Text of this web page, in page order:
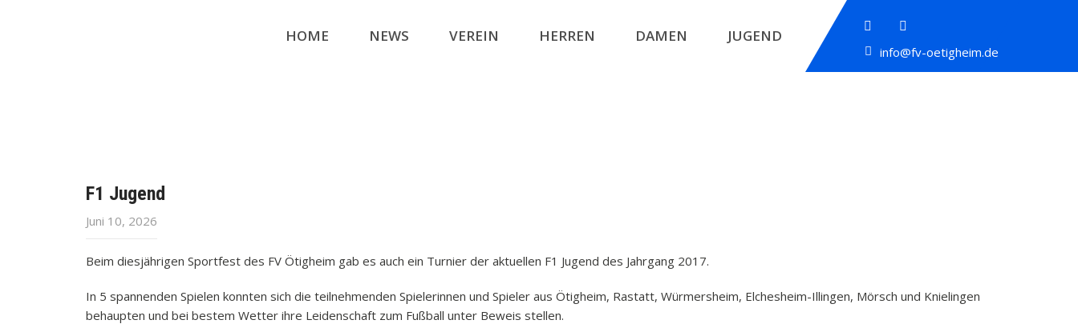
info@fv-oetigheim.de
HOME NEWS VEREIN HERREN DAMEN JUGEND
F1 Jugend
Juni 10, 2026
Beim diesjährigen Sportfest des FV Ötigheim gab es auch ein Turnier der aktuellen F1 Jugend des Jahrgang 2017.
In 5 spannenden Spielen konnten sich die teilnehmenden Spielerinnen und Spieler aus Ötigheim, Rastatt, Würmersheim, Elchesheim-Illingen, Mörsch und Knielingen
behaupten und bei bestem Wetter ihre Leidenschaft zum Fußball unter Beweis stellen.